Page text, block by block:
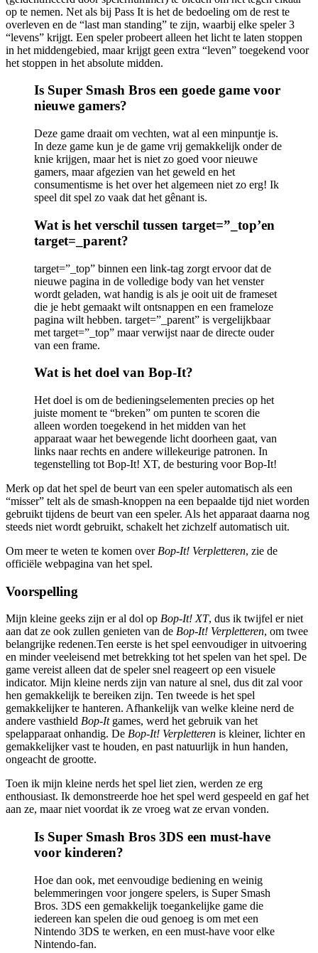
op te nemen. Net als bij Pass It is het de bedoeling om de rest te
overleven en de “last man standing” te zijn, waarbij elke speler 3
“levens” krijgt. Een speler probeert alleen het licht te laten stoppen
in het middengebied, maar krijgt geen extra “leven” toegekend voor
het stoppen in het absolute midden.
Is Super Smash Bros een goede game voor
nieuwe gamers?
Deze game draait om vechten, wat al een minpuntje is.
In deze game kun je de game vrij gemakkelijk onder de
knie krijgen, maar het is niet zo goed voor nieuwe
gamers, maar afgezien van het geweld en het
consumentisme is het over het algemeen niet zo erg! Ik
speel dit spel zo vaak dat het gênant is.
Wat is het verschil tussen target=”_top’en
target=_parent?
target=”_top” binnen een link-tag zorgt ervoor dat de
nieuwe pagina in de volledige body van het venster
wordt geladen, wat handig is als je ooit uit de frameset
die je hebt gemaakt wilt ontsnappen en een frameloze
pagina wilt hebben. target=”_parent” is vergelijkbaar
met target=”_top” maar verwijst naar de directe ouder
van een frame.
Wat is het doel van Bop-It?
Het doel is om de bedieningselementen precies op het
juiste moment te “breken” om punten te scoren die
alleen worden toegekend in het midden van het
apparaat waar het bewegende licht doorheen gaat, van
links naar rechts en andere willekeurige patronen. In
tegenstelling tot Bop-It! XT, de besturing voor Bop-It!
Merk op dat het spel de beurt van een speler automatisch als een
“misser” telt als de smash-knoppen na een bepaalde tijd niet worden
gebruikt tijdens de beurt van een speler. Als het apparaat daarna nog
steeds niet wordt gebruikt, schakelt het zichzelf automatisch uit.
Om meer te weten te komen over Bop-It! Verpletteren, zie de
officiële webpagina van het spel.
Voorspelling
Mijn kleine geeks zijn er al dol op Bop-It! XT, dus ik twijfel er niet
aan dat ze ook zullen genieten van de Bop-It! Verpletteren, om twee
belangrijke redenen.Ten eerste is het spel eenvoudiger in uitvoering
en minder veeleisend met betrekking tot het spelen van het spel. De
game vereist alleen dat de speler snel reageert op een visuele
indicator. Mijn kleine nerds zijn van nature al snel, dus dit zal voor
hen gemakkelijk te bereiken zijn. Ten tweede is het spel
gemakkelijker te hanteren. Afhankelijk van welke kleine nerd de
andere vasthield Bop-Itgames, werd het gebruik van het
spelapparaat onhandig. De Bop-It! Verpletteren is kleiner, lichter en
gemakkelijker vast te houden, en past natuurlijk in hun handen,
ongeacht de grootte.
Toen ik mijn kleine nerds het spel liet zien, werden ze erg
enthousiast. Ik demonstreerde hoe het spel werd gespeeld en gaf het
aan ze, maar niet voordat ik ze vroeg wat ze ervan vonden.
Is Super Smash Bros 3DS een must-have
voor kinderen?
Hoe dan ook, met eenvoudige bediening en weinig
belemmeringen voor jongere spelers, is Super Smash
Bros. 3DS een gemakkelijk toegankelijke game die
iedereen kan spelen die oud genoeg is om met een
Nintendo 3DS te werken, en een must-have voor elke
Nintendo-fan.